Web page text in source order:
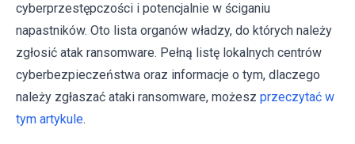
cyberprzestępczości i potencjalnie w ściganiu
napastników. Oto lista organów władzy, do których należy
zgłosić atak ransomware. Pełną listę lokalnych centrów
cyberbezpieczeństwa oraz informacje o tym, dlaczego
należy zgłaszać ataki ransomware, możesz przeczytać w
tym artykule.